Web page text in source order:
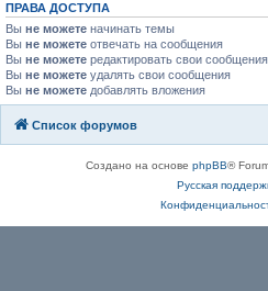
ПРАВА ДОСТУПА
Вы не можете начинать темы
Вы не можете отвечать на сообщения
Вы не можете редактировать свои сообщения
Вы не можете удалять свои сообщения
Вы не можете добавлять вложения
Список форумов
Создано на основе phpBB®
Русская